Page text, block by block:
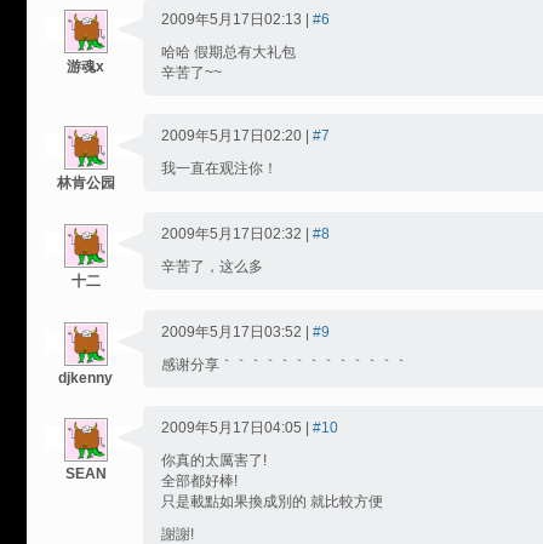
游魂x
2009年5月17日02:13 | #6
哈哈 假期总有大礼包
辛苦了~~
林肯公园
2009年5月17日02:20 | #7
我一直在观注你！
十二
2009年5月17日02:32 | #8
辛苦了，这么多
djkenny
2009年5月17日03:52 | #9
感谢分享｀｀｀｀｀｀｀｀｀｀｀｀｀
SEAN
2009年5月17日04:05 | #10
你真的太厲害了!
全部都好棒!
只是載點如果換成別的 就比較方便
謝謝!